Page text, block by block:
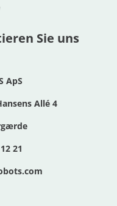
Sie uns
ApS
Allé 4
21